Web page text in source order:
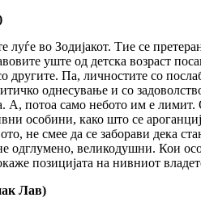
луѓе во Зодијакот. Тие се
уште од детска возраст
другите. Па, личностите со
однесување и со
А, потоа само небото им е
особини, како што се
не смее да се заборави дека
одглумено, великодушни. Кои
позицијата на нивниот
Лав)